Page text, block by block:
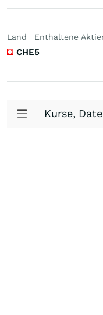
Land
CHE
Enthaltene
5
Kurse,